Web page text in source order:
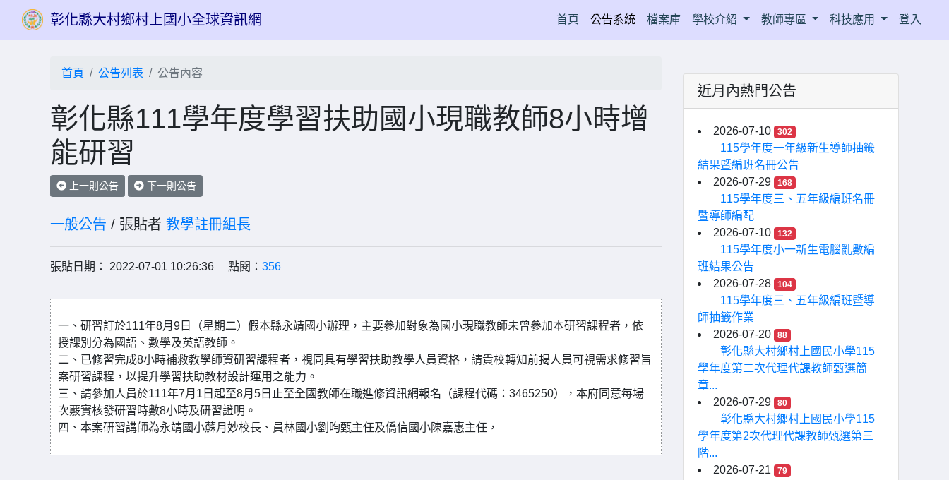
彰化縣大村鄉村上國小全球資訊網 首頁(current)
公告系統 檔案庫 學校介紹 教師專區 科技應用 登入
首頁 公告列表 公告內容
彰化縣111學年度學習扶助國小現職教師8小時增
能研習
上一則公告 下一則公告
一般公告 / 張貼者 教學註冊組長
張貼日期： 2022-07-01 10:26:36 點閱： 356
一、研習訂於111年8月9日（星期二）假本縣永靖國小辦理，主要參加對象為國小現職教師未曾參加本研習課程者，依
授課別分為國語、數學及英語教師。
二、已修習完成8小時補救教學師資研習課程者，視同具有學習扶助教學人員資格，請貴校轉知前揭人員可視需求修習旨
案研習課程，以提升學習扶助教材設計運用之能力。
三、請參加人員於111年7月1日起至8月5日止至全國教師在職進修資訊網報名（課程代碼：3465250），本府同意每場
次覈實核發研習時數8小時及研習證明。
四、本案研習講師為永靖國小蘇月妙校長、員林國小劉昀甄主任及僑信國小陳嘉惠主任，
近月內熱門公告
2026-07-10 302
115學年度一年級新生導師抽籤
結果暨編班名冊公告
2026-07-29
168
115學年度三、五年級編班名冊
暨導師編配
2026-07-10
132
115學年度小一新生電腦亂數編
班結果公告
2026-07-28
104
115學年度三、五年級編班暨導
師抽籤作業
2026-07-20
88
彰化縣大村鄉村上國民小學115
學年度第二次代理代課教師甄選簡
章...
2026-07-29
80
彰化縣大村鄉村上國民小學115
學年度第2次代理代課教師甄選第三
階...
2026-07-21
79